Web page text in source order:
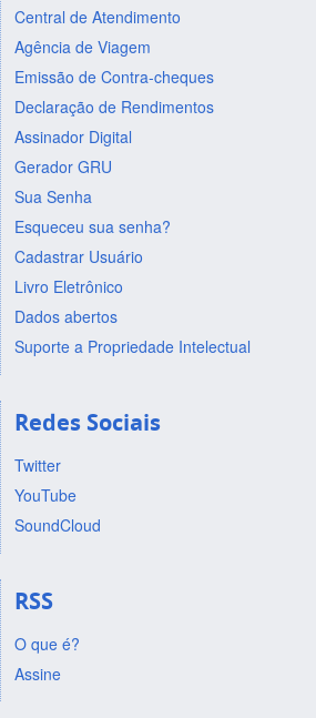
Central de Atendimento
Agência de Viagem
Emissão de Contra-cheques
Declaração de Rendimentos
Assinador Digital
Gerador GRU
Sua Senha
Esqueceu sua senha?
Cadastrar Usuário
Livro Eletrônico
Dados abertos
Suporte a Propriedade Intelectual
Redes Sociais
Twitter
YouTube
SoundCloud
RSS
O que é?
Assine